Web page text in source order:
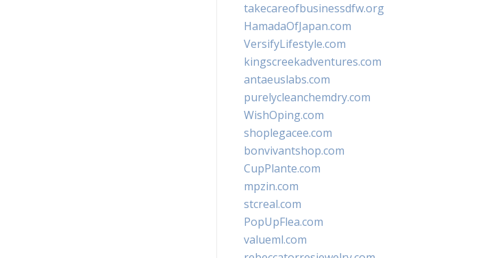
takecareofbusinessdfw.org
HamadaOfJapan.com
VersifyLifestyle.com
kingscreekadventures.com
antaeuslabs.com
purelycleanchemdry.com
WishOping.com
shoplegacee.com
bonvivantshop.com
CupPlante.com
mpzin.com
stcreal.com
PopUpFlea.com
valueml.com